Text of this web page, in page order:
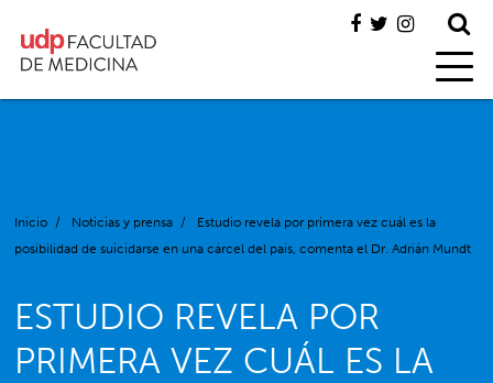
Inicio / Noticias y prensa /
Estudio revela por primera vez cuál es la
posibilidad de suicidarse en una cárcel del país, comenta el Dr. Adrián Mundt
ESTUDIO REVELA POR
PRIMERA VEZ CUÁL ES LA